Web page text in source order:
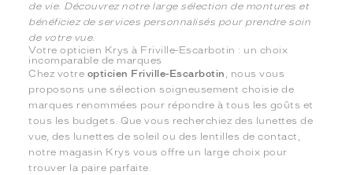
de vie. Découvrez notre large sélection de montures et
bénéficiez de services personnalisés pour prendre soin
de votre vue.
Votre opticien Krys à Friville-Escarbotin : un choix
incomparable de marques
Chez votre opticien Friville-Escarbotin , nous vous
proposons une sélection soigneusement choisie de
marques renommées pour répondre à tous les goûts et
tous les budgets. Que vous recherchiez des lunettes de
vue, des lunettes de soleil ou des lentilles de contact,
notre magasin Krys vous offre un large choix pour
trouver la paire parfaite.